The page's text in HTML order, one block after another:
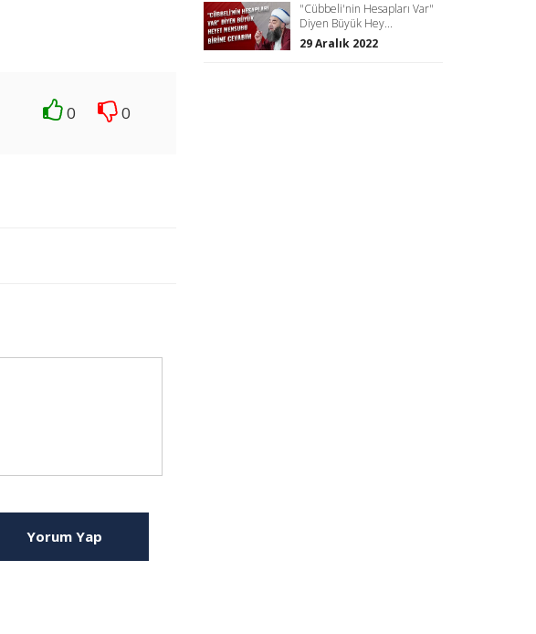
0 0
Yorum Yap
"Cübbeli'nin Hesapları Var"
Diyen Büyük Hey...
29 Aralık 2022